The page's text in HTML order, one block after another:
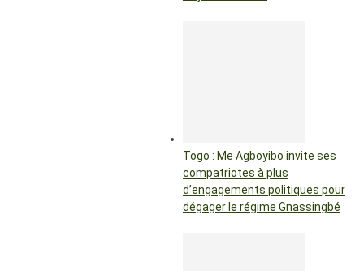
Togo : Me Agboyibo invite ses
compatriotes à plus
d’engagements politiques pour
dégager le régime Gnassingbé